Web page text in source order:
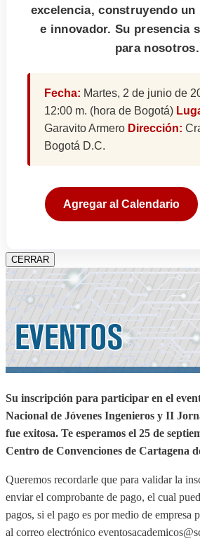
excelencia, construyendo
e innovador. Su presencia
para nosotros.
Fecha: Martes, 2 de junio de
12:00 m. (hora de Bogotá)
Garavito Armero Dirección:
Bogotá D.C.
Agregar al Calendario
CERRAR
Su inscripción para participar en el
Nacional de Jóvenes Ingenieros y II
fue exitosa. Te esperamos el 25 de
Centro de Convenciones de Cartagena
Queremos recordarle que para validar la
enviar el comprobante de pago, el cual
pagos, si el pago es por medio de empresa
al correo electrónico